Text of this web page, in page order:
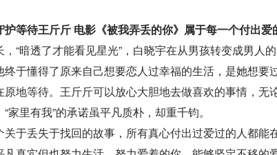
等待王斤斤 电影《被我弄丢的你》属于每一个付出爱
“暗透了才能看见星光”，白晓宇在从男孩转变成男人
于懂得了原来自己想要恋人过幸福的生活，是她想要
地等待。王斤斤可以放心大胆地去做喜欢的事情，无
里有我”的承诺虽平凡质朴，却重千钧。
于丢失于找回的故事，所有真心付出过爱过的人都能